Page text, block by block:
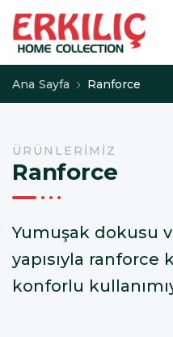
Ana Sayfa Ranforce
ÜRÜNLERIMIZ
Ranforce
Yumuşak dokusu
yapısıyla ranforce
konforlu